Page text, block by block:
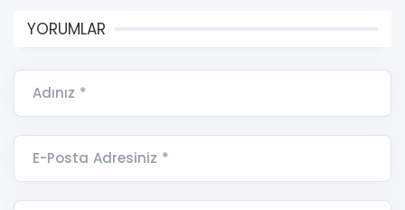
YORUMLAR
Adınız *
E-Posta Adresiniz *